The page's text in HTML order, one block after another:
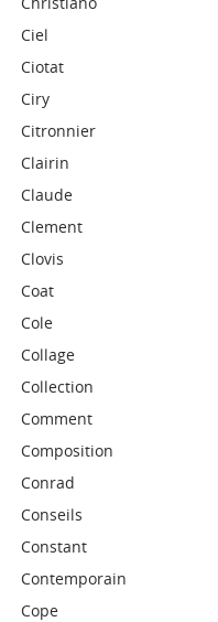
Ciel
Ciotat
Ciry
Citronnier
Clairin
Claude
Clement
Clovis
Coat
Cole
Collage
Collection
Comment
Composition
Conrad
Conseils
Constant
Contemporain
Cope